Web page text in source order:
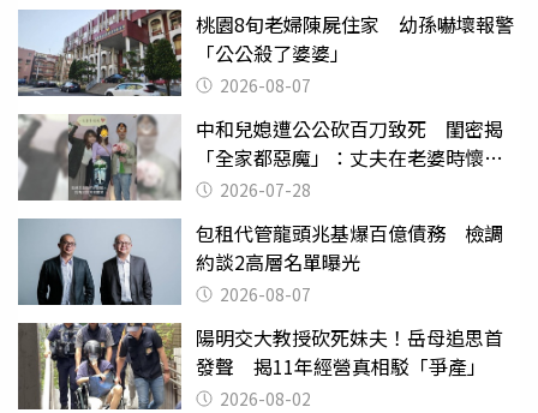
桃園8旬老婦陳屍住家 幼孫嚇壞報警
「公公殺了婆婆」
2026-08-07
中和兒媳遭公公砍百刀致死 閨密揭
「全家都惡魔」：丈夫在老婆時懷孕
摔東西
2026-07-28
包租代管龍頭兆基爆百億債務 檢調
約談2高層名單曝光
2026-08-07
陽明交大教授砍死妹夫！岳母追思首
發聲 揭11年經營真相駁「爭產」
2026-08-02